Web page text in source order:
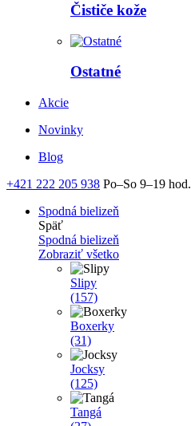
Čističe kože
Ostatné
Akcie
Novinky
Blog
+421 222 205 938 Po–So 9–19 hod.
Spodná bielizeň
Späť
Spodná bielizeň
Zobraziť všetko
Slipy
(157)
Boxerky
(31)
Jocksy
(125)
Tangá